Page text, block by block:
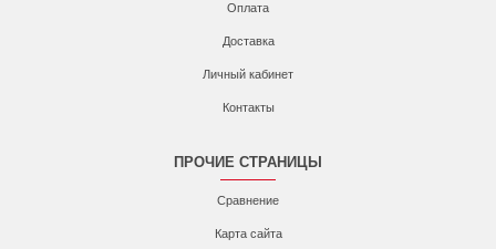
Оплата
Доставка
Личный кабинет
Контакты
ПРОЧИЕ СТРАНИЦЫ
Сравнение
Карта сайта